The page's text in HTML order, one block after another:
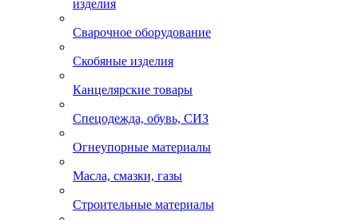
изделия
Сварочное оборудование
Скобяные изделия
Канцелярские товары
Спецодежда, обувь, СИЗ
Огнеупорные материалы
Масла, смазки, газы
Строительные материалы